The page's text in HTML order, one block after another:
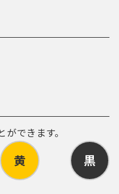
できます。
黄 黒